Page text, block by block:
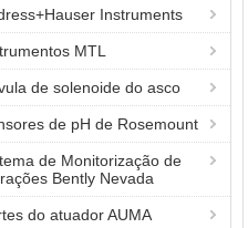
Instruments
MTL
de solenoide do asco
de pH de Rosemount
de Monitorização de
Bently Nevada
do atuador AUMA